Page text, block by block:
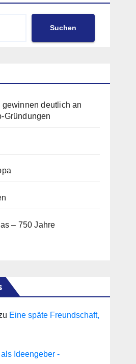
Suchen
deutlich an
Gründungen
– 750 Jahre
Eine späte Freundschaft,
Ideengeber -